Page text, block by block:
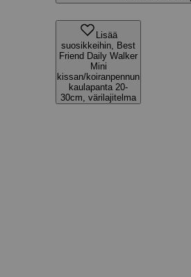
Lisää
suosikkeihin, Best
Friend Daily Walker
Mini
kissan/koiranpennun
kaulapanta 20-
30cm, värilajitelma